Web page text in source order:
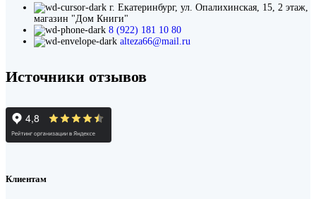
г. Екатеринбург, ул. Опалихинская, 15, 2 этаж,
магазин "Дом Книги"
8 (922) 181 10 80
alteza66@mail.ru
Источники отзывов
Клиентам